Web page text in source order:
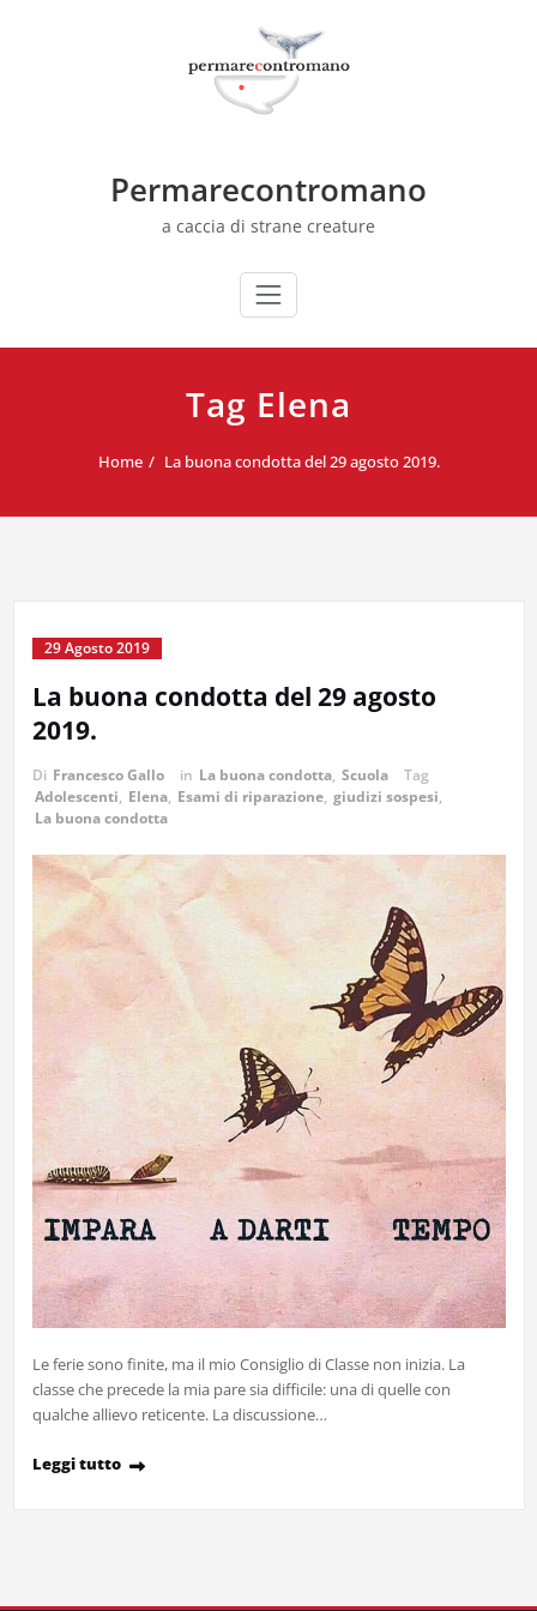
Permarecontromano
a caccia di strane creature
Tag Elena
Home La buona condotta del 29 agosto 2019.
29 Agosto 2019
La buona condotta del 29 agosto
2019.
Di Francesco Gallo in La buona condotta, Scuola
Tag
Adolescenti, Elena, Esami di riparazione, giudizi sospesi,
La buona condotta
Le ferie sono finite, ma il mio Consiglio di Classe non inizia. La
classe che precede la mia pare sia difficile: una di quelle con
qualche allievo reticente. La discussione…
Leggi tutto